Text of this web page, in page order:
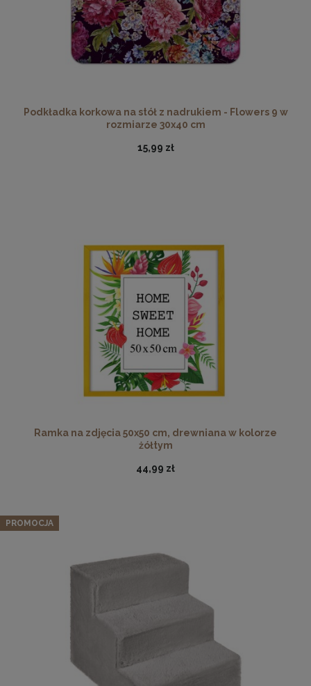
299,99 zł
DO KOSZYKA
Ramka na zdjęcia 48 x 68 cm czarna, z naturalnego
54,99 zł
DO KOSZYKA
Ramka na zdjęcia A4 21 x 29,7 cm pomarańczowa, z
Podkładka korkowa na stół z nadrukiem - Flowers 9 w
rozmiarze 30x40 cm
15,99 zł
Ramka na zdjęcia 50x50 cm, drewniana w kolorze
żółtym
44,99 zł
PROMOCJA